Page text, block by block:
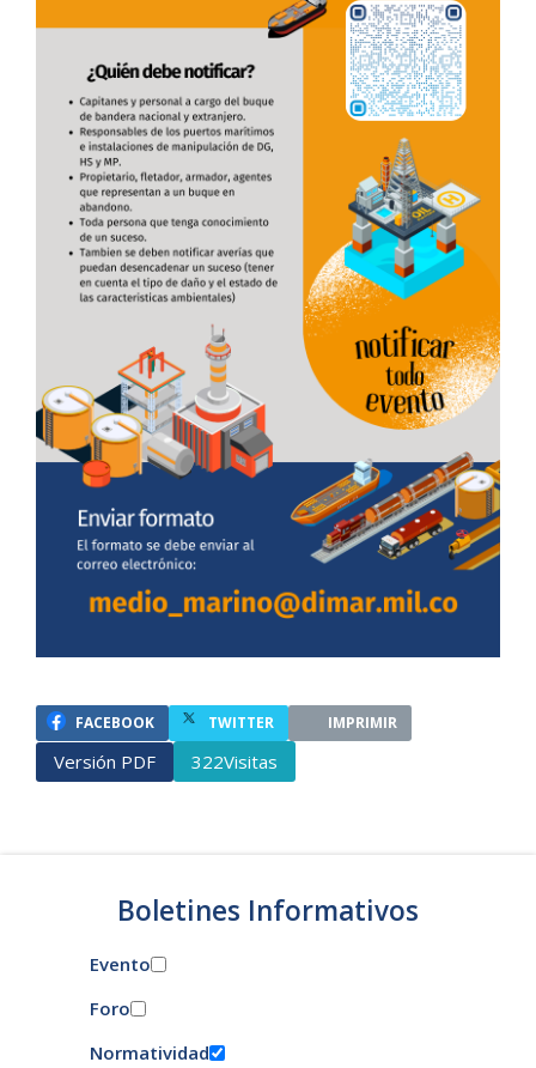
FACEBOOK TWITTER IMPRIMIR
Versión PDF 322Visitas
Boletines Informativos
Evento
Foro
Normatividad